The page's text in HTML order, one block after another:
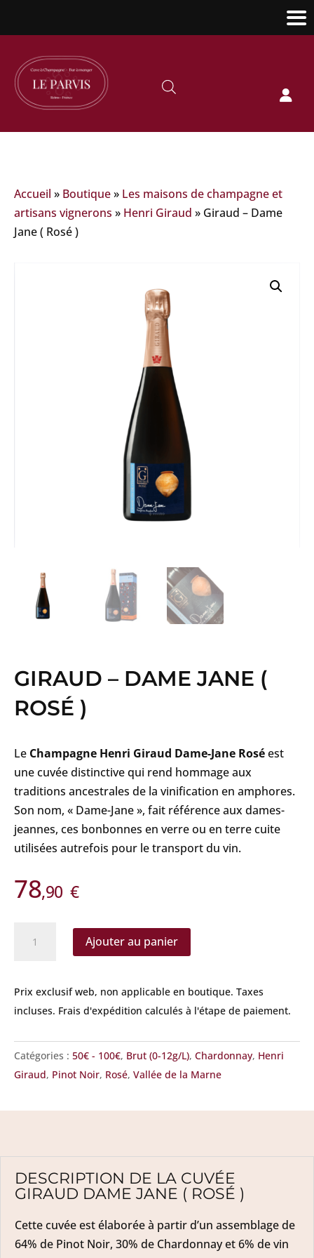

Accueil » Boutique» Les maisons de champagne et
artisans vignerons » Henri Giraud » Giraud – Dame
Jane ( Rosé )
GIRAUD – DAME JANE (
ROSÉ )
Le Champagne Henri Giraud Dame-Jane Roséest
une cuvée distinctive qui rend hommage aux
traditions ancestrales de la vinification en amphores.
Son nom, « Dame-Jane », fait référence aux dames-
jeannes, ces bonbonnes en verre ou en terre cuite
utilisées autrefois pour le transport du vin.
78,90 €
-
Dame
(
Rosé
)
Ajouter au panier
Prix exclusif web, non applicable en boutique. Taxes
incluses. Frais d'expédition calculés à l'étape de paiement.
Catégories : 50€ - 100€, Brut (0-12g/L), Chardonnay, Henri
Giraud, Pinot Noir, Rosé, Vallée de la Marne
DESCRIPTION DE LA CUVÉE
GIRAUD DAME JANE ( ROSÉ )
Cette cuvée est élaborée à partir d’un assemblage de
64% de Pinot Noir, 30% de Chardonnay et 6% de vin